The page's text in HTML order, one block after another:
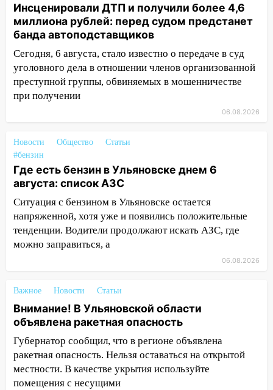
13:36 В Инзе произошел крупный пожар
13:00 В суде защитили репутацию
мужчины, которого необоснованно
обвиняли в жестоком обращении с
животными
12:28 Миллион на «льготниках»: в
12:10
120 тысяч долга
11:49
опасность» на территории Ульяновской
области
11:30
Кабмин РФ разрешил до 1 июля
2027 года импорт, выпуск и обращение
11:12
Соцсети: на Рябикова автомобиль
врезался в забор
10:27 Где есть бензин в Ульяновске
днем 6 августа: список АЗС
10:16 Внимание! В Ульяновской области
объявлена ракетная опасность
Инсценировали ДТП и получили более 4,6
миллиона рублей: перед судом предстанет
банда автоподставщиков
Сегодня, 6 августа, стало известно о передаче в суд
уголовного дела в отношении членов организованной
преступной группы, обвиняемых в мошенничестве
при получении
06.08.2026
Новости Общество
Статьи
#бензин
Где есть бензин в Ульяновске днем 6
августа: список АЗС
Ситуация с бензином в Ульяновске остается
напряженной, хотя уже и появились положительные
тенденции. Водители продолжают искать АЗС, где
можно заправиться, а
06.08.2026
Важное Новости Статьи
Внимание! В Ульяновской области
объявлена ракетная опасность
Губернатор сообщил, что в регионе объявлена
ракетная опасность. Нельзя оставаться на открытой
местности. В качестве укрытия используйте
помещения с несущими